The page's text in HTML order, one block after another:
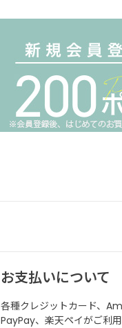
お支払いについて
各種クレジットカード、
PayPay、楽天ペイがご利用